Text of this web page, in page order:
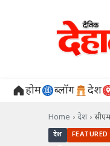
होम ब्लॉग देश
Home › देश ›
देश FEATURED